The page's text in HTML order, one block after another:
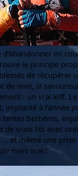
en
le principe
de récupérer
de miel, si
: un vrai kiff.
implanté à l’année
tentes berbères,
de vrais lits avec
et même une
mais vrai !